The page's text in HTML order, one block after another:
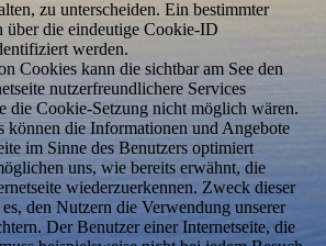
zu unterscheiden. Ein bestimmter
über die eindeutige Cookie-ID
werden.
Cookies kann die sichtbar am See den
nutzerfreundlichere Services
die Cookie-Setzung nicht möglich wären.
können die Informationen und Angebote
im Sinne des Benutzers optimiert
uns, wie bereits erwähnt, die
wiederzuerkennen. Zweck dieser
den Nutzern die Verwendung unserer
Der Benutzer einer Internetseite, die